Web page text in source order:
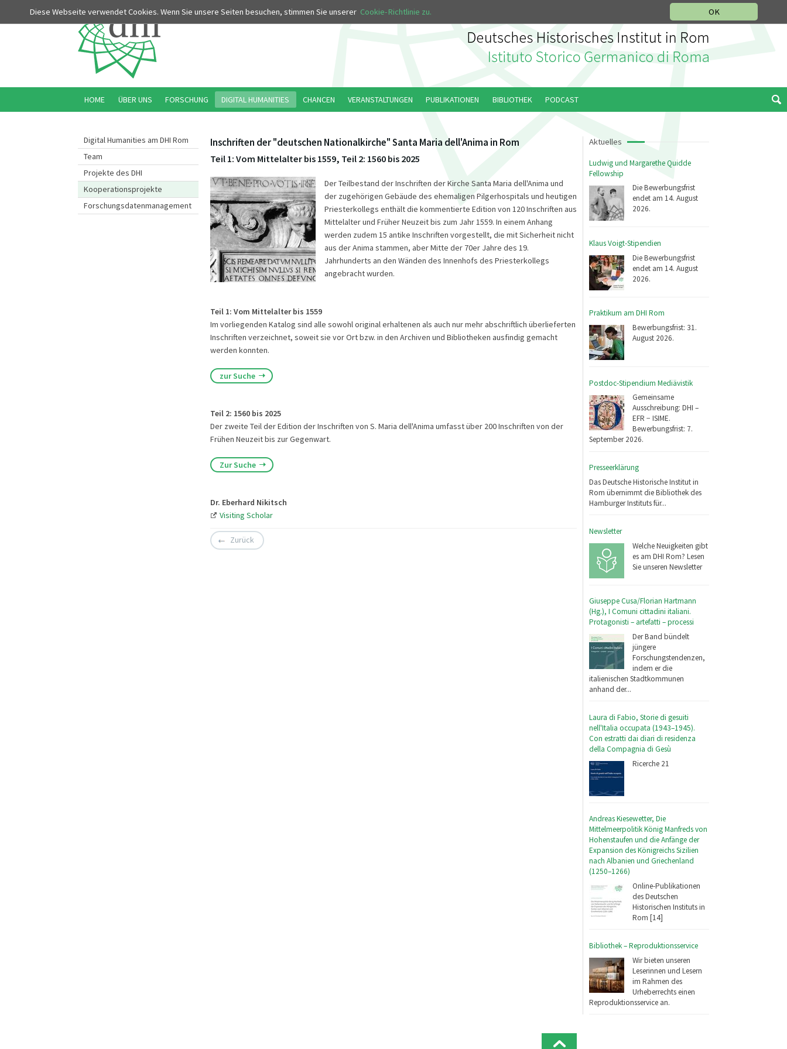
OK
Diese Webseite verwendet Cookies. Wenn Sie unsere Seiten besuchen, stimmen Sie unserer Cookie-Richtlinie zu.
Digital Humanities am DHI Rom
Team
Projekte des DHI
Kooperationsprojekte
Forschungsdatenmanagement
Aktuelles
Ludwig und Margarethe Quidde
Fellowship
Die Bewerbungsfrist
endet am 14. August
2026.
Klaus Voigt-Stipendien
Die Bewerbungsfrist
endet am 14. August
2026.
Praktikum am DHI Rom
Bewerbungsfrist: 31.
August 2026.
Postdoc-Stipendium Mediävistik
Gemeinsame
Ausschreibung: DHI –
EFR − ISIME.
Bewerbungsfrist: 7.
September 2026.
Presseerklärung
Das Deutsche Historische Institut in
Rom übernimmt die Bibliothek des
Hamburger Instituts für...
Newsletter
Welche Neuigkeiten gibt
es am DHI Rom? Lesen
Sie unseren Newsletter
Giuseppe Cusa/Florian Hartmann
(Hg.), I Comuni cittadini italiani.
Protagonisti – artefatti – processi
Der Band bündelt
jüngere
Forschungstendenzen,
indem er die
italienischen Stadtkommunen
anhand der...
Laura di Fabio, Storie di gesuiti
nell'Italia occupata (1943–1945).
Con estratti dai diari di residenza
della Compagnia di Gesù
Ricerche 21
Andreas Kiesewetter, Die
Mittelmeerpolitik König Manfreds von
Hohenstaufen und die Anfänge der
Expansion des Königreichs Sizilien
nach Albanien und Griechenland
(1250–1266)
Online-Publikationen
des Deutschen
Historischen Instituts in
Rom [14]
Bibliothek – Reproduktionsservice
Wir bieten unseren
Leserinnen und Lesern
im Rahmen des
Urheberrechts einen
Reproduktionsservice an.
Inschriften der "deutschen Nationalkirche" Santa Maria dell'Anima in Rom
Teil 1: Vom Mittelalter bis 1559, Teil 2: 1560 bis 2025
Der Teilbestand der Inschriften der Kirche Santa Maria dell'Anima und
der zugehörigen Gebäude des ehemaligen Pilgerhospitals und heutigen
Priesterkollegs enthält die kommentierte Edition von 120 Inschriften aus
Mittelalter und Früher Neuzeit bis zum Jahr 1559. In einem Anhang
werden zudem 15 antike Inschriften vorgestellt, die mit Sicherheit nicht
aus der Anima stammen, aber Mitte der 70er Jahre des 19.
Jahrhunderts an den Wänden des Innenhofs des Priesterkollegs
angebracht wurden.
Teil 1: Vom Mittelalter bis 1559
Im vorliegenden Katalog sind alle sowohl original erhaltenen als auch nur mehr abschriftlich überlieferten
Inschriften verzeichnet, soweit sie vor Ort bzw. in den Archiven und Bibliotheken ausfindig gemacht
werden konnten.
zur Suche
Teil 2: 1560 bis 2025
Der zweite Teil der Edition der Inschriften von S. Maria dell'Anima umfasst über 200 Inschriften von der
Frühen Neuzeit bis zur Gegenwart.
Zur Suche
Dr. Eberhard Nikitsch
Visiting Scholar
Zurück
HOME ÜBER UNS FORSCHUNG DIGITAL HUMANITIES CHANCEN VERANSTALTUNGEN PUBLIKATIONEN BIBLIOTHEK PODCAST